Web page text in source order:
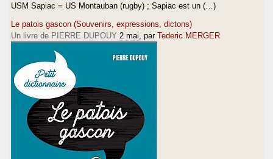
USM Sapiac = US Montauban (rugby) ; Sapiac est un (…)
Le patois gascon (Souvenirs, expressions, dictons)
Un livre de PIERRE DUPOUY 2 mai , par Tederic MERGER